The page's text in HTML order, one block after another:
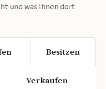
und was Ihnen dort
Besitzen
Verkaufen